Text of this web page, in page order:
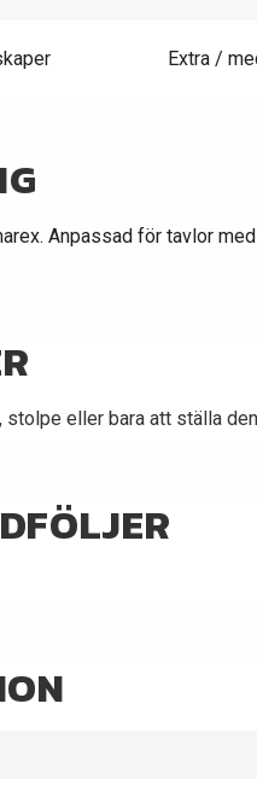
Extra /
Anpassad för tavlor
stolpe eller bara att ställa